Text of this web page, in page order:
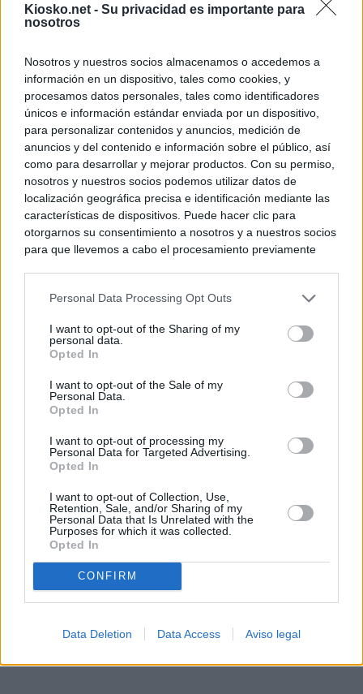
Kiosko.net - Su privacidad es importante para
nosotros
Nosotros y nuestros socios almacenamos o accedemos a
información en un dispositivo, tales como cookies, y
procesamos datos personales, tales como identificadores
únicos e información estándar enviada por un dispositivo,
para personalizar contenidos y anuncios, medición de
anuncios y del contenido e información sobre el público, así
como para desarrollar y mejorar productos. Con su permiso,
nosotros y nuestros socios podemos utilizar datos de
localización geográfica precisa e identificación mediante las
características de dispositivos. Puede hacer clic para
otorgarnos su consentimiento a nosotros y a nuestros socios
para que llevemos a cabo el procesamiento previamente
negar su consentimiento. Tenga en cuenta que algún
de su consentimiento, pero usted tiene el derecho de
rechazar tal procesamiento. Sus preferencias se aplicarán
cualquier momento entrando de nuevo en este sitio web o
visitando nuestra política de privacidad.
Personal Data Processing Opt Outs
I want to opt-out of the Sharing of my
personal data.
Opted In
I want to opt-out of the Sale of my
Personal Data.
Opted In
I want to opt-out of processing my
Personal Data for Targeted Advertising.
Opted In
I want to opt-out of Collection, Use,
Retention, Sale, and/or Sharing of my
Personal Data that Is Unrelated with the
Purposes for which it was collected.
Opted In
CONFIRM
Data Deletion Data Access Aviso legal